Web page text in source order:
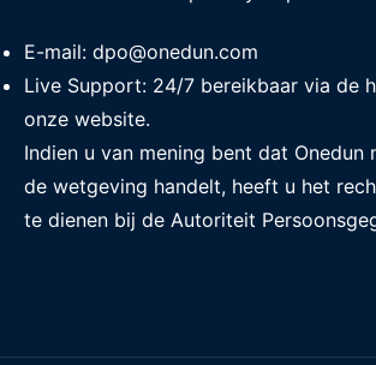
E-mail: dpo@onedun.com
Live Support: 24/7 bereikbaar via de
onze website.
Indien u van mening bent dat Onedun
de wetgeving handelt, heeft u het
te dienen bij de Autoriteit